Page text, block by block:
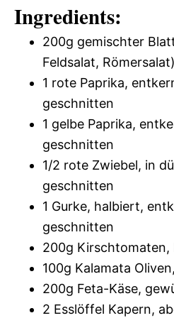
Ingredients:
200g gemischter
Feldsalat, Römersalat)
1 rote Paprika,
geschnitten
1 gelbe Paprika,
geschnitten
1/2 rote Zwiebel, in
geschnitten
1 Gurke, halbiert,
geschnitten
200g Kirschtomaten,
100g Kalamata
200g Feta-Käse,
2 Esslöffel Kapern,